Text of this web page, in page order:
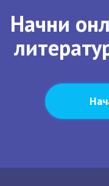
Начни